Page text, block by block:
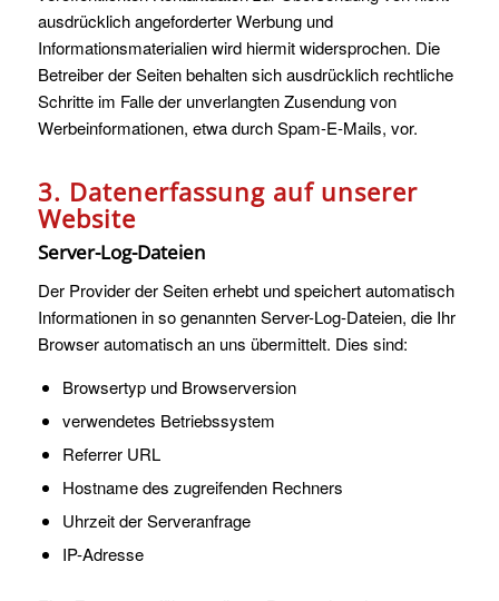
ausdrücklich angeforderter Werbung und
Informationsmaterialien wird hiermit widersprochen. Die
Betreiber der Seiten behalten sich ausdrücklich rechtliche
Schritte im Falle der unverlangten Zusendung von
Werbeinformationen, etwa durch Spam-E-Mails, vor.
3. Datenerfassung auf unserer
Website
Server-Log-Dateien
Der Provider der Seiten erhebt und speichert automatisch
Informationen in so genannten Server-Log-Dateien, die Ihr
Browser automatisch an uns übermittelt. Dies sind:
Browsertyp und Browserversion
verwendetes Betriebssystem
Referrer URL
Hostname des zugreifenden Rechners
Uhrzeit der Serveranfrage
IP-Adresse